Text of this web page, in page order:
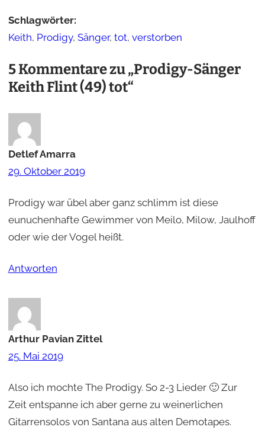
Schlagwörter:
Keith, Prodigy, Sänger, tot, verstorben
5 Kommentare zu „Prodigy-Sänger
Keith Flint (49) tot“
Detlef Amarra
29. Oktober 2019
Prodigy war übel aber ganz schlimm ist diese
eunuchenhafte Gewimmer von Meilo, Milow, Jaulhoff
oder wie der Vogel heißt.
Antworten
Arthur Pavian Zittel
25. Mai 2019
Also ich mochte The Prodigy. So 2-3 Lieder 🙂 Zur
Zeit entspanne ich aber gerne zu weinerlichen
Gitarrensolos von Santana aus alten Demotapes.